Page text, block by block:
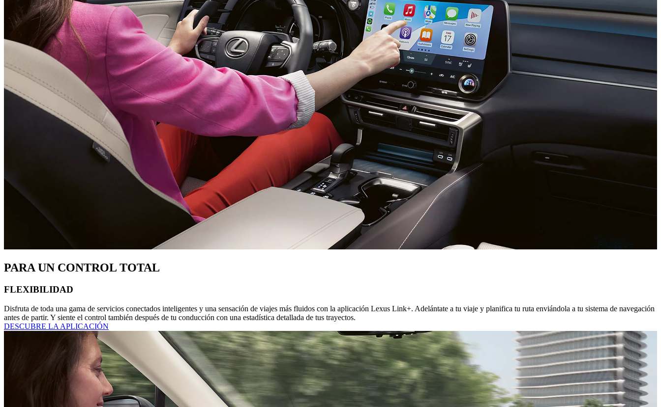
PARA UN CONTROL TOTAL
FLEXIBILIDAD
Disfruta de toda una gama de servicios conectados inteligentes y una sensación de viajes más fluidos con la aplicación Lexus Link+. Adelántate a tu viaje y planifica tu ruta enviándola a tu sistema de navegación
antes de partir. Y siente el control también después de tu conducción con una estadística detallada de tus trayectos.
DESCUBRE LA APLICACIÓN